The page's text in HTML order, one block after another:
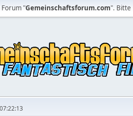
"Gemeinschaftsforum.com". Bitte